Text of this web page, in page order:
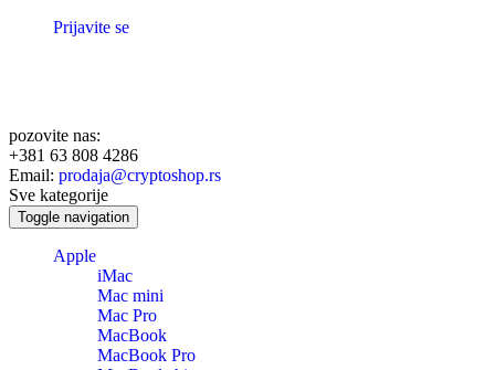
Prijavite se
pozovite nas:
+381 63 808 4286
Email: prodaja@cryptoshop.rs
Sve kategorije
Toggle navigation
Apple
iMac
Mac mini
Mac Pro
MacBook
MacBook Pro